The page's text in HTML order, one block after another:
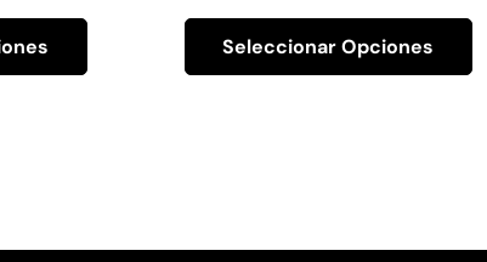
Seleccionar Opciones